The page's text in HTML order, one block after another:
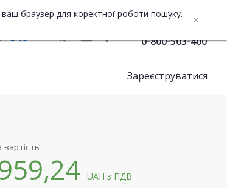
браузер для коректної роботи пошуку.
ENG 0-800-503-400
Зареєструватися
вартість
UAHз ПДВ